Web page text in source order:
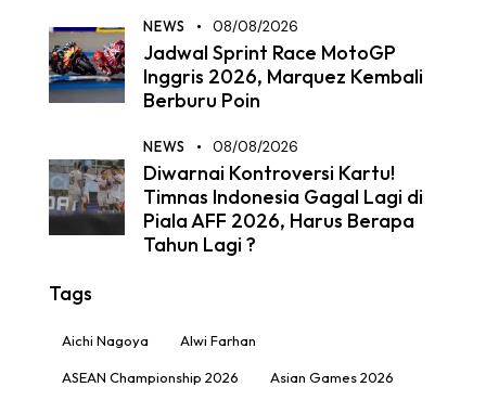
NEWS 08/08/2026
Jadwal Sprint Race MotoGP
Inggris 2026, Marquez Kembali
Berburu Poin
NEWS 08/08/2026
Diwarnai Kontroversi Kartu!
Timnas Indonesia Gagal Lagi di
Piala AFF 2026, Harus Berapa
Tahun Lagi ?
Tags
Aichi Nagoya Alwi Farhan
ASEAN Championship 2026 Asian Games 2026